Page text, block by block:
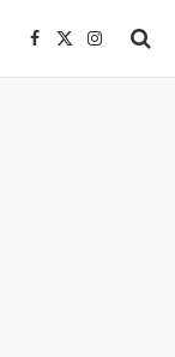
Facebook
X